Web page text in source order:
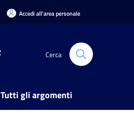
Accedi all'area personale
Cerca
Tutti gli argomenti